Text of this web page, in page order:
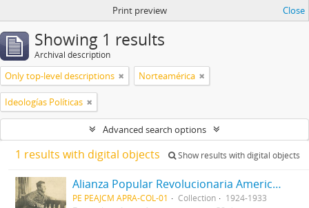
Print preview Close
Showing 1 results
Archival description
Only top-level descriptions Norteamérica
Ideologías Políticas
Advanced search options
1 results with digital objects Show results with digital objects
Alianza Popular Revolucionaria Americana-APRA (Colección)
PE PEAJCM APRA-COL-01 Collection 1924-1933